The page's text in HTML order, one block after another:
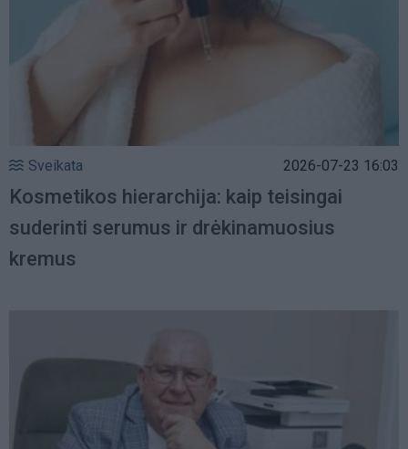
Sveikata 2026-07-23 16:03
Kosmetikos hierarchija: kaip teisingai
suderinti serumus ir drėkinamuosius
kremus